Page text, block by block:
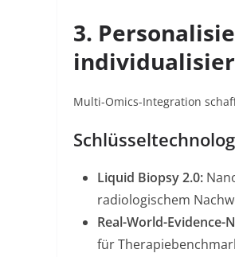
3.
Multi-Omics-Integration
Liquid Biopsy 2.0:
radiologischem
Real-World-Evidence-
für